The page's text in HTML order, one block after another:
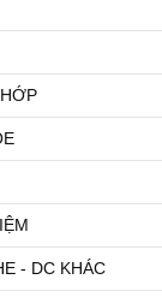
- DC KHÁC